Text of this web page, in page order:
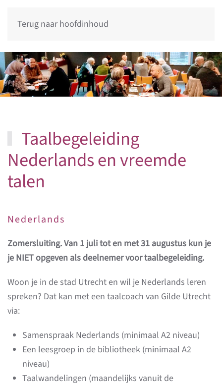
Terug naar hoofdinhoud
Taalbegeleiding
Nederlands en vreemde
talen
Nederlands
Zomersluiting. Van 1 juli tot en met 31 augustus kun je
je NIET opgeven als deelnemer voor taalbegeleiding.
Woon je in de stad Utrecht en wil je Nederlands leren
spreken? Dat kan met een taalcoach van Gilde Utrecht
via:
Samenspraak Nederlands (minimaal A2 niveau)
Een leesgroep in de bibliotheek (minimaal A2
niveau)
Taalwandelingen (maandelijks vanuit de